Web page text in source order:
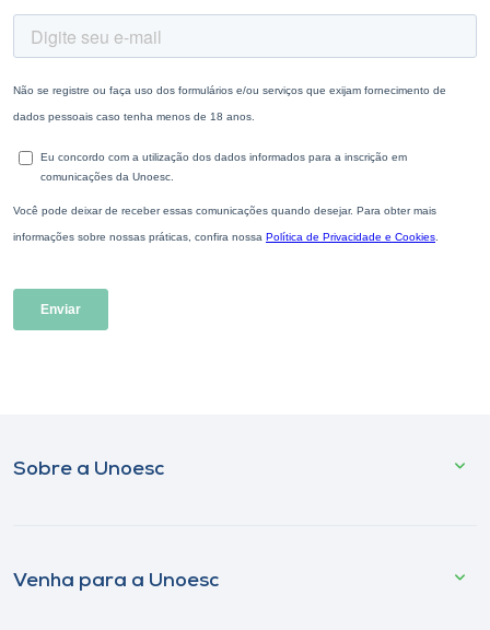
Sobre a Unoesc
Venha para a Unoesc